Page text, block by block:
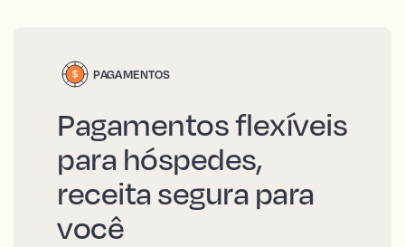
PAGAMENTOS
Pagamentos flexíveis
para hóspedes,
receita segura para
você